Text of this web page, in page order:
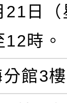
21日
12時。
館3